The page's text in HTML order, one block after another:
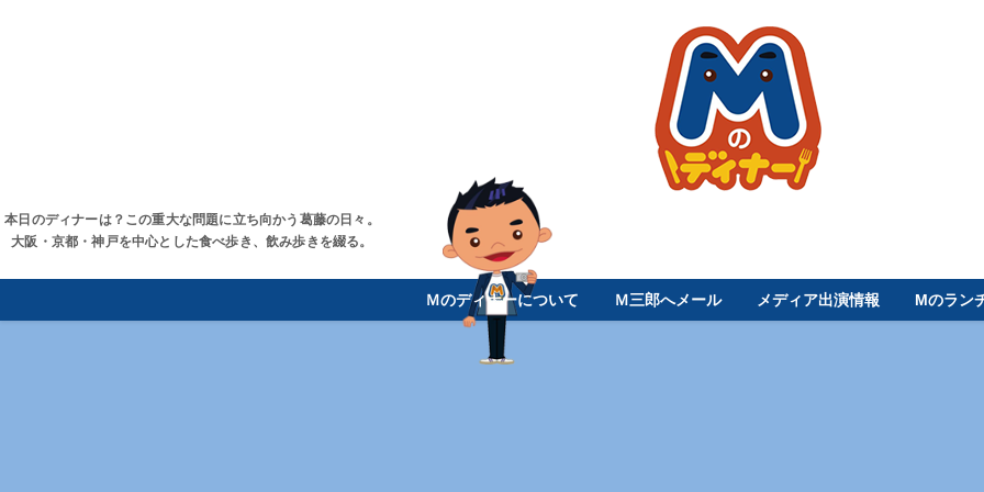
本日のディナーは？この重大な問題に立ち向かう葛藤の日々。
大阪・京都・神戸を中心とした食べ歩き、飲み歩きを綴る。
Ｍのディナーについて Ｍ三郎へメール メディア出演情報 Mのラン